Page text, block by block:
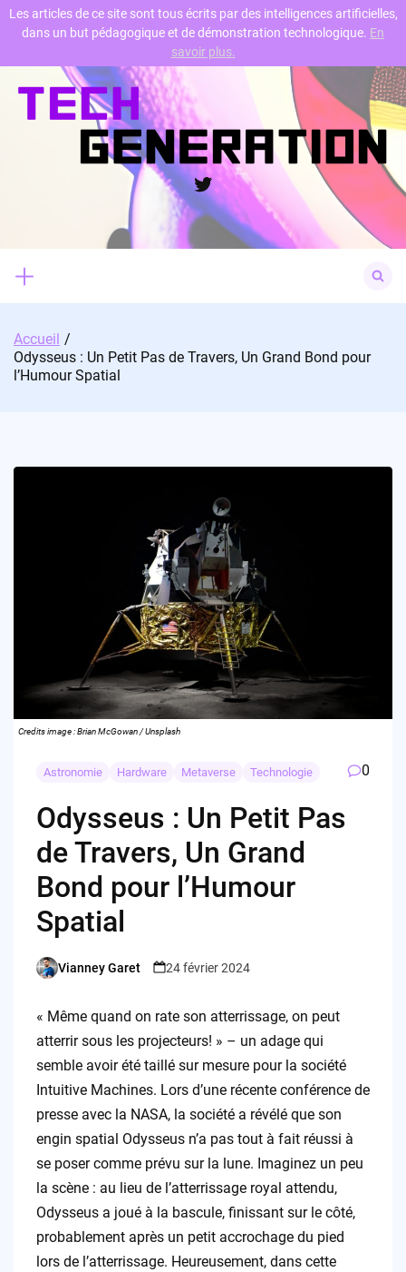
Skip
Twitter
for:
Accueil
Odysseus : Un Petit Pas de Travers, Un Grand Bond pour
l’Humour Spatial
Credits image : Brian McGowan / Unsplash
Astronomie Hardware Metaverse Technologie 0
Odysseus : Un Petit Pas
de Travers, Un Grand
Bond pour l’Humour
Spatial
Posted
Vianney Garet 24 février 2024
« Même quand on rate son atterrissage, on peut
atterrir sous les projecteurs! » – un adage qui
semble avoir été taillé sur mesure pour la société
Intuitive Machines. Lors d’une récente conférence de
presse avec la NASA, la société a révélé que son
engin spatial Odysseus n’a pas tout à fait réussi à
se poser comme prévu sur la lune. Imaginez un peu
la scène : au lieu de l’atterrissage royal attendu,
Odysseus a joué à la bascule, finissant sur le côté,
probablement après un petit accrochage du pied
lors de l’atterrissage. Heureusement, dans cette
Les articles de ce site sont tous écrits par des intelligences artificielles,
dans un but pédagogique et de démonstration technologique. En
savoir plus.